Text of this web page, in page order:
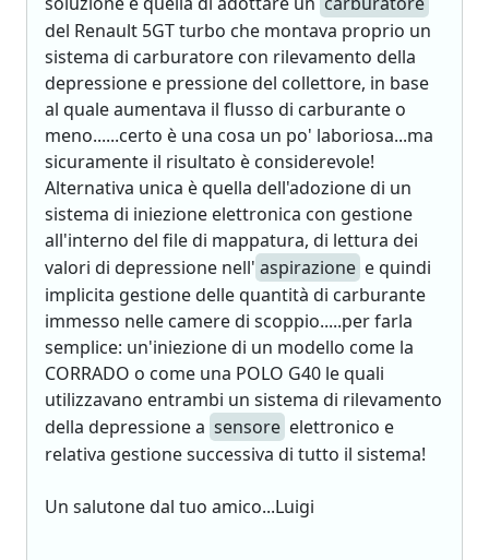
del Renault 5GT turbo che montava proprio un
sistema di carburatore con rilevamento della
depressione e pressione del collettore, in base
al quale aumentava il flusso di carburante o
meno......certo è una cosa un po' laboriosa...ma
sicuramente il risultato è considerevole!
Alternativa unica è quella dell'adozione di un
sistema di iniezione elettronica con gestione
all'interno del file di mappatura, di lettura dei
valori di depressione nell' aspirazione e quindi
implicita gestione delle quantità di carburante
immesso nelle camere di scoppio.....per farla
semplice: un'iniezione di un modello come la
CORRADO o come una POLO G40 le quali
utilizzavano entrambi un sistema di rilevamento
della depressione a sensore elettronico e
relativa gestione successiva di tutto il sistema!
Un salutone dal tuo amico...Luigi